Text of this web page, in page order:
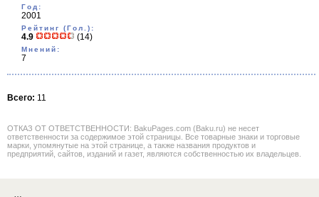
Год:
2001
Рейтинг (Гол.):
4.9 (14)
Мнений:
7
Всего: 11
ОТКАЗ ОТ ОТВЕТСТВЕННОСТИ: BakuPages.com (Baku.ru) не несет
ответственности за содержимое этой страницы. Все товарные знаки и торговые
марки, упомянутые на этой странице, а также названия продуктов и
предприятий, сайтов, изданий и газет, являются собственностью их владельцев.